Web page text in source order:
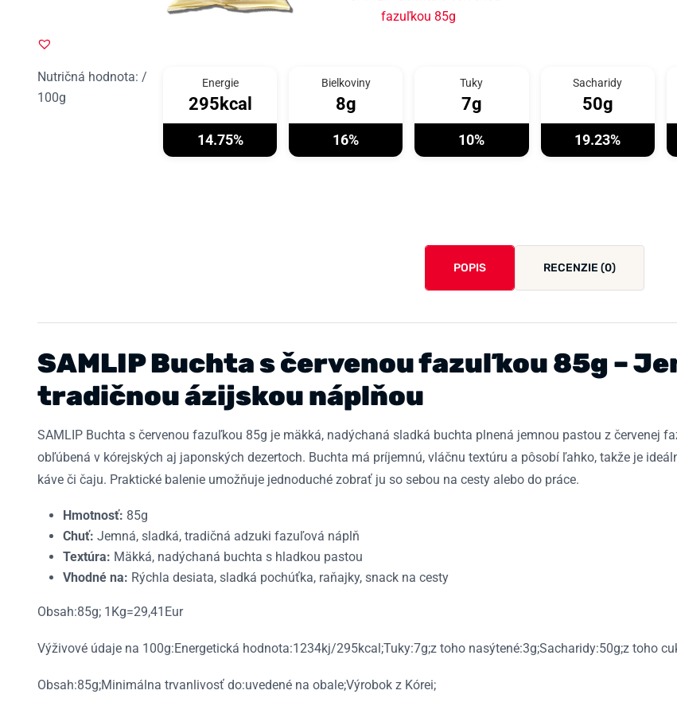
Nutričná hodnota: /
100g
Energie
295kcal
14.75%
Bielkoviny
8g
16%
Tuky
7g
10%
Sacharidy
50g
19.23%
POPIS RECENZIE (0)
SAMLIP Buchta s červenou fazuľkou 85g –
tradičnou ázijskou náplňou
SAMLIP Buchta s červenou fazuľkou 85g je mäkká, nadýchaná sladká buchta plnená jemnou pastou z červenej
obľúbená v kórejských aj japonských dezertoch. Buchta má príjemnú, vláčnu textúru a pôsobí ľahko, takže je
káve či čaju. Praktické balenie umožňuje jednoduché zobrať ju so sebou na cesty alebo do práce.
Hmotnosť: 85g
Chuť: Jemná, sladká, tradičná adzuki fazuľová náplň
Textúra: Mäkká, nadýchaná buchta s hladkou pastou
Vhodné na: Rýchla desiata, sladká pochúťka, raňajky, snack na cesty
Obsah:85g; 1Kg=29,41Eur
Výživové údaje na 100g:Energetická hodnota:1234kj/295kcal;Tuky:7g;z toho nasýtené:3g;Sacharidy:50g;z toho
Obsah:85g;Minimálna trvanlivosť do:uvedené na obale;Výrobok z Kórei;